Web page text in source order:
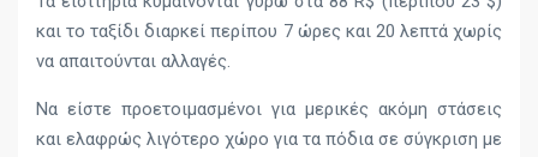
και το ταξίδι διαρκεί περίπου 7 ώρες και 20 λεπτά χωρίς
να απαιτούνται αλλαγές.
Να είστε προετοιμασμένοι για μερικές ακόμη στάσεις
και ελαφρώς λιγότερο χώρο για τα πόδια σε σύγκριση με